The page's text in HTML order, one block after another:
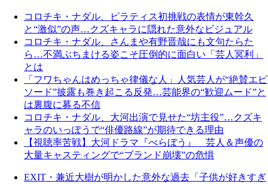
コロチキ・ナダル、ピラティス初挑戦の表情が東幹久
と“激似”の声…クズキャラに隠れた意外なビジュアル
コロチキ・ナダル、さんまや有野晋哉にも文句たらた
ら…不満ぶちまける姿こそ圧倒的に面白い「芸人冥利」
とは
「フワちゃんはめっちゃ律儀な人」人気芸人が“絶賛エピ
ソード”披露も巻き起こる反発…芸能界の“歓迎ムード”と
は裏腹に募る不信
コロチキ・ナダル、大河出演で見せた“坊主役”…クズキ
ャラのいっぽうで“俳優路線”が期待できる理由
【視聴率苦戦】大河ドラマ『べらぼう』 芸人＆声優の
大量キャスティングで“ブランド崩壊”の危惧
EXIT・兼近大樹が明かした意外な過去「子供が好きすぎ